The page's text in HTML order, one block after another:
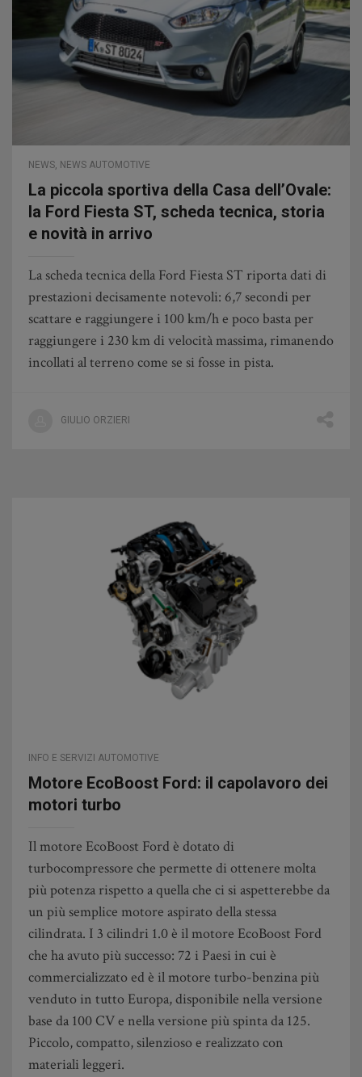
NEWS NEWS AUTOMOTIVE
La piccola sportiva della Casa dell’Ovale:
la Ford Fiesta ST, scheda tecnica, storia
e novità in arrivo
La scheda tecnica della Ford Fiesta ST riporta dati di
prestazioni decisamente notevoli: 6,7 secondi per
scattare e raggiungere i 100 km/h e poco basta per
raggiungere i 230 km di velocità massima, rimanendo
incollati al terreno come se si fosse in pista.
GIULIO ORZIERI
INFO E SERVIZI AUTOMOTIVE
Motore EcoBoost Ford: il capolavoro dei
motori turbo
Il motore EcoBoost Ford è dotato di
turbocompressore che permette di ottenere molta
più potenza rispetto a quella che ci si aspetterebbe da
un più semplice motore aspirato della stessa
cilindrata. I 3 cilindri 1.0 è il motore EcoBoost Ford
che ha avuto più successo: 72 i Paesi in cui è
commercializzato ed è il motore turbo-benzina più
venduto in tutto Europa, disponibile nella versione
base da 100 CV e nella versione più spinta da 125.
Piccolo, compatto, silenzioso e realizzato con
materiali leggeri.